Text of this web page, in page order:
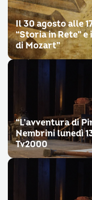
Il 30 agosto alle
“Storia in Rete”
di Mozart”
“L’avventura di
Nembrini lunedì
Tv2000